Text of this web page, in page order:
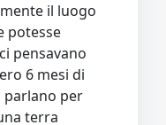
il luogo
potesse
pensavano
6 mesi di
parlano per
terra